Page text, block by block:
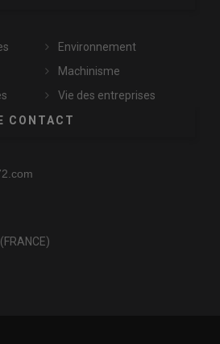
Environnement
Machinisme
Vie des entreprises
CONTACT